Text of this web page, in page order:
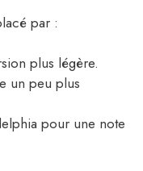
par :
plus légère.
un peu plus
pour une note